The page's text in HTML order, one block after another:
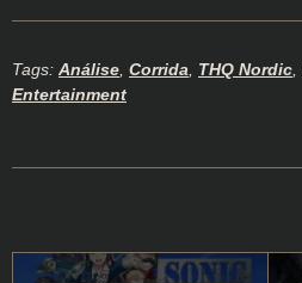
Tags: Análise Corrida THQ Nordic
Entertainment